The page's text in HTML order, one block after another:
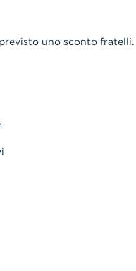
uno sconto fratelli.